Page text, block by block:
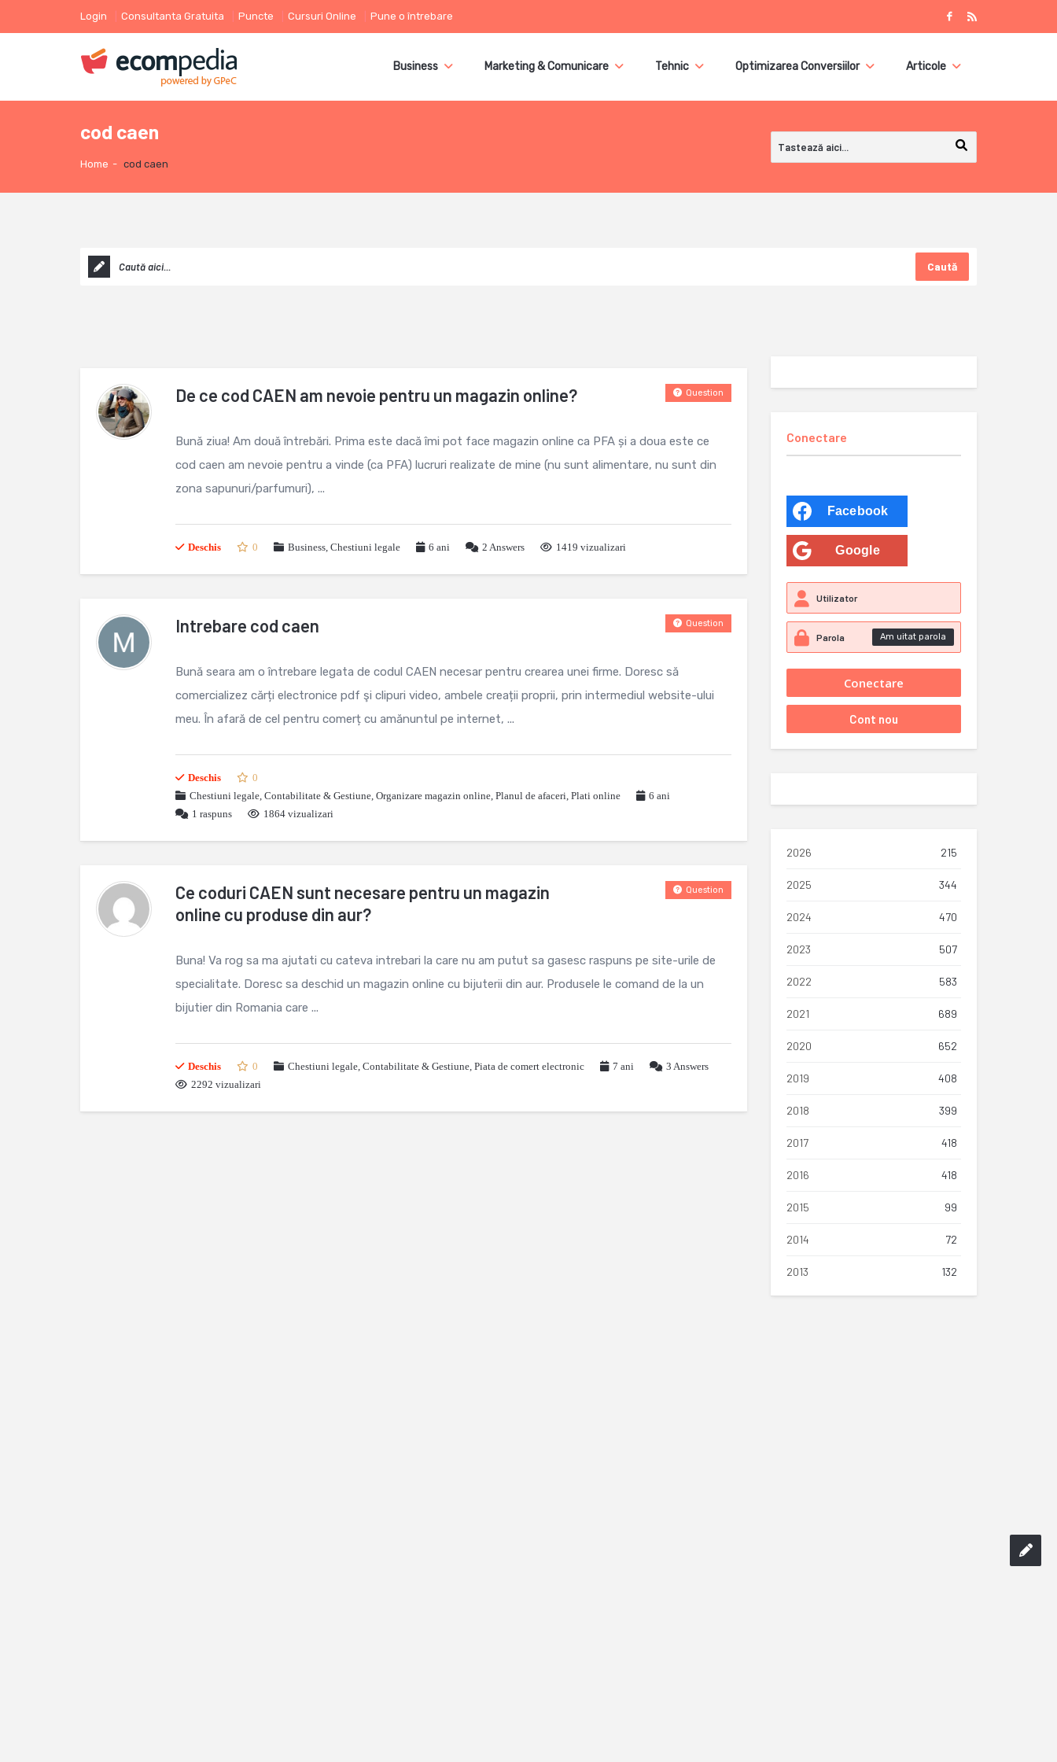
Login Consultanta Gratuita Puncte Cursuri Online Pune o întrebare
Business Marketing & Comunicare Tehnic Optimizarea Conversiilor Articole
cod caen
Home - cod caen
Caută
De ce cod CAEN am nevoie pentru un magazin online? Question
Bună ziua! Am două întrebări. Prima este dacă îmi pot face magazin online ca PFA și a doua este ce
cod caen am nevoie pentru a vinde (ca PFA) lucruri realizate de mine (nu sunt alimentare, nu sunt din
zona sapunuri/parfumuri), ...
Deschis 0 Business, Chestiuni legale 6 ani 2 Answers 1419 vizualizari
Intrebare cod caen Question
Bună seara am o întrebare legata de codul CAEN necesar pentru crearea unei firme. Doresc să
comercializez cărți electronice pdf şi clipuri video, ambele creații proprii, prin intermediul website-ului
meu. În afară de cel pentru comerț cu amănuntul pe internet, ...
Deschis
0
Chestiuni legale, Contabilitate & Gestiune, Organizare magazin online, Planul de afaceri, Plati online
6 ani
1 raspuns 1864 vizualizari
Ce coduri CAEN sunt necesare pentru un magazin
online cu produse din aur?
Question
Buna! Va rog sa ma ajutati cu cateva intrebari la care nu am putut sa gasesc raspuns pe site-urile de
specialitate. Doresc sa deschid un magazin online cu bijuterii din aur. Produsele le comand de la un
bijutier din Romania care ...
Deschis 0 Chestiuni legale, Contabilitate & Gestiune, Piata de comert electronic 7 ani 3 Answers
2292 vizualizari
Conectare
Facebook
Google
Am uitat parola
2026 215
2025 344
2024 470
2023 507
2022 583
2021 689
2020 652
2019 408
2018 399
2017 418
2016 418
2015 99
2014 72
2013 132